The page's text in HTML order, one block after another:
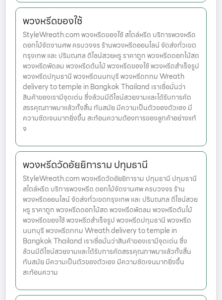
พวงหรีดของใช้
StyleWreath.com พวงหรีดของใช้ สไตล์หรีด บริการพวงหรีด
ดอกไม้จัดงานศพ ครบวงจร ร้านพวงหรีดออนไลน์ จัดส่งทั่วเขต
กรุงเทพ และ ปริมณฑล ดีไซน์สวยหรู ราคาถูก พวงหรีดดอกไม้สด
พวงหรีดพัดลม พวงหรีดต้นไม้ พวงหรีดของใช้ พวงหรีดสำเร็จรูป
พวงหรีดปทุมธานี พวงหรีดนนทบุรี พวงหรีดกทม Wreath
delivery to temple in Bangkok Thailand เราเชื่อมั่นว่า
สินค้าของเรามีจุดเด่น ซึ่งล้วนมีดีไซน์สวยงามและได้รับการคัด
สรรคุณภาพมาแล้วทั้งสิ้น ทันสมัย มีความเป็นตัวของตัวเอง มี
ความชัดเจนมากยิ่งขึ้น สะท้อนความต้องการของลูกค้าอย่างแท้
จ
พวงหรีดวัดอัยยิการาม ปทุมธานี
StyleWreath.com พวงหรีดวัดอัยยิการาม ปทุมธานี ปทุมธานี
สไตล์หรีด บริการพวงหรีด ดอกไม้จัดงานศพ ครบวงจร ร้าน
พวงหรีดออนไลน์ จัดส่งทั่วเขตกรุงเทพ และ ปริมณฑล ดีไซน์สวย
หรู ราคาถูก พวงหรีดดอกไม้สด พวงหรีดพัดลม พวงหรีดต้นไม้
พวงหรีดของใช้ พวงหรีดสำเร็จรูป พวงหรีดปทุมธานี พวงหรีด
นนทบุรี พวงหรีดกทม Wreath delivery to temple in
Bangkok Thailand เราเชื่อมั่นว่าสินค้าของเรามีจุดเด่น ซึ่ง
ล้วนมีดีไซน์สวยงามและได้รับการคัดสรรคุณภาพมาแล้วทั้งสิ้น
ทันสมัย มีความเป็นตัวของตัวเอง มีความชัดเจนมากยิ่งขึ้น
สะท้อนความ